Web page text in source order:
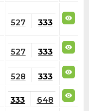
527 333
527 333
528 333
333 648